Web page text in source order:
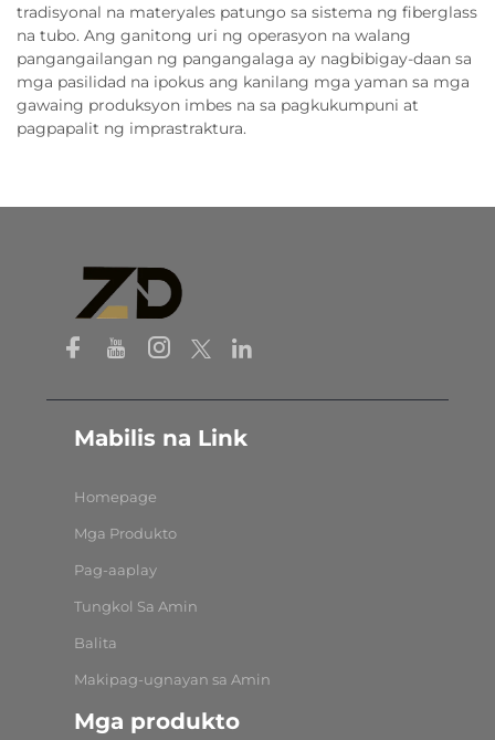
tradisyonal na materyales patungo sa sistema ng fiberglass
na tubo. Ang ganitong uri ng operasyon na walang
pangangailangan ng pangangalaga ay nagbibigay-daan sa
mga pasilidad na ipokus ang kanilang mga yaman sa mga
gawaing produksyon imbes na sa pagkukumpuni at
pagpapalit ng imprastraktura.
Mabilis na Link
Homepage
Mga Produkto
Pag-aaplay
Tungkol Sa Amin
Balita
Makipag-ugnayan sa Amin
Mga produkto